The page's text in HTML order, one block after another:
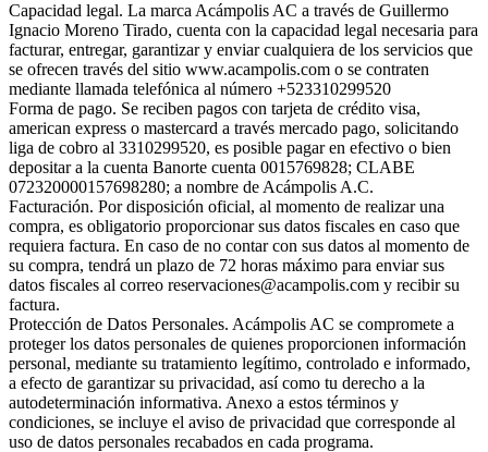
Capacidad legal. La marca Acámpolis AC a través de Guillermo
Ignacio Moreno Tirado, cuenta con la capacidad legal necesaria para
facturar, entregar, garantizar y enviar cualquiera de los servicios que
se ofrecen través del sitio www.acampolis.com o se contraten
mediante llamada telefónica al número +523310299520
Forma de pago. Se reciben pagos con tarjeta de crédito visa,
american express o mastercard a través mercado pago, solicitando
liga de cobro al 3310299520, es posible pagar en efectivo o bien
depositar a la cuenta Banorte cuenta 0015769828; CLABE
072320000157698280; a nombre de Acámpolis A.C.
Facturación. Por disposición oficial, al momento de realizar una
compra, es obligatorio proporcionar sus datos fiscales en caso que
requiera factura. En caso de no contar con sus datos al momento de
su compra, tendrá un plazo de 72 horas máximo para enviar sus
datos fiscales al correo reservaciones@acampolis.com y recibir su
factura.
Protección de Datos Personales. Acámpolis AC se compromete a
proteger los datos personales de quienes proporcionen información
personal, mediante su tratamiento legítimo, controlado e informado,
a efecto de garantizar su privacidad, así como tu derecho a la
autodeterminación informativa. Anexo a estos términos y
condiciones, se incluye el aviso de privacidad que corresponde al
uso de datos personales recabados en cada programa.